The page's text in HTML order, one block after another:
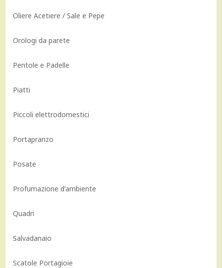
Oliere Acetiere / Sale e Pepe
Orologi da parete
Pentole e Padelle
Piatti
Piccoli elettrodomestici
Portapranzo
Posate
Profumazione d’ambiente
Quadri
Salvadanaio
Scatole Portagioie